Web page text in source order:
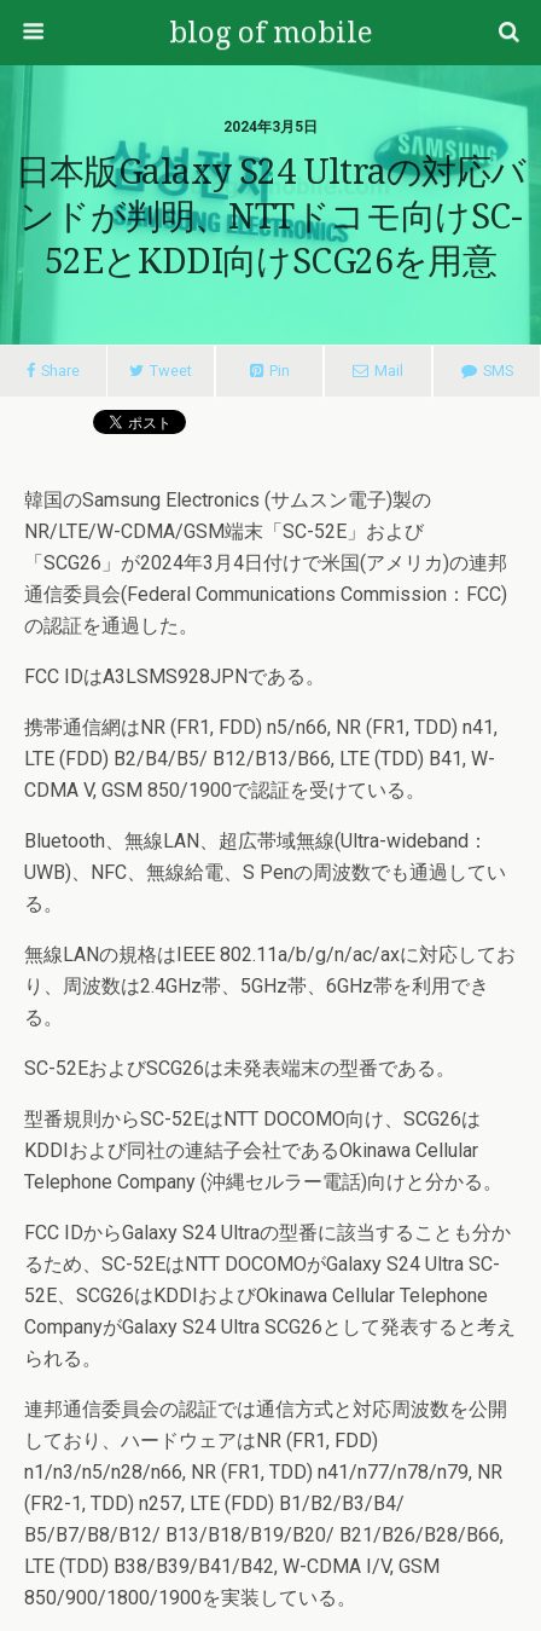
blog of mobile
2024年3月5日
日本版Galaxy S24 Ultraの対応バ
ンドが判明、NTTドコモ向けSC-
52EとKDDI向けSCG26を用意
Share Tweet Pin Mail SMS
韓国のSamsung Electronics (サムスン電子)製の
NR/LTE/W-CDMA/GSM端末「SC-52E」および
「SCG26」が2024年3月4日付けで米国(アメリカ)の連邦
通信委員会(Federal Communications Commission：FCC)
の認証を通過した。
FCC IDはA3LSMS928JPNである。
携帯通信網はNR (FR1, FDD) n5/n66, NR (FR1, TDD) n41,
LTE (FDD) B2/B4/B5/ B12/B13/B66, LTE (TDD) B41, W-
CDMA V, GSM 850/1900で認証を受けている。
Bluetooth、無線LAN、超広帯域無線(Ultra-wideband：
UWB)、NFC、無線給電、S Penの周波数でも通過してい
る。
無線LANの規格はIEEE 802.11a/b/g/n/ac/axに対応してお
り、周波数は2.4GHz帯、5GHz帯、6GHz帯を利用でき
る。
SC-52EおよびSCG26は未発表端末の型番である。
型番規則からSC-52EはNTT DOCOMO向け、SCG26は
KDDIおよび同社の連結子会社であるOkinawa Cellular
Telephone Company (沖縄セルラー電話)向けと分かる。
FCC IDからGalaxy S24 Ultraの型番に該当することも分か
るため、SC-52EはNTT DOCOMOがGalaxy S24 Ultra SC-
52E、SCG26はKDDIおよびOkinawa Cellular Telephone
CompanyがGalaxy S24 Ultra SCG26として発表すると考え
られる。
連邦通信委員会の認証では通信方式と対応周波数を公開
しており、ハードウェアはNR (FR1, FDD)
n1/n3/n5/n28/n66, NR (FR1, TDD) n41/n77/n78/n79, NR
(FR2-1, TDD) n257, LTE (FDD) B1/B2/B3/B4/
B5/B7/B8/B12/ B13/B18/B19/B20/ B21/B26/B28/B66,
LTE (TDD) B38/B39/B41/B42, W-CDMA I/V, GSM
850/900/1800/1900を実装している。